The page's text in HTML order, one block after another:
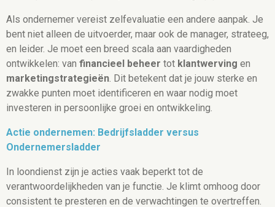
Als ondernemer vereist zelfevaluatie een andere aanpak. Je
bent niet alleen de uitvoerder, maar ook de manager, strateeg,
en leider. Je moet een breed scala aan vaardigheden
ontwikkelen: van financieel beheer tot klantwerving en
marketingstrategieën . Dit betekent dat je jouw sterke en
zwakke punten moet identificeren en waar nodig moet
investeren in persoonlijke groei en ontwikkeling.
Actie ondernemen: Bedrijfsladder versus
Ondernemersladder
In loondienst zijn je acties vaak beperkt tot de
verantwoordelijkheden van je functie. Je klimt omhoog door
consistent te presteren en de verwachtingen te overtreffen.